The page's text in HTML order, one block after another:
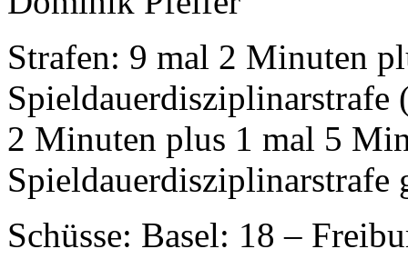
Strafen: 9 mal 2 Minuten
Spieldauerdisziplinarstrafe
2 Minuten plus 1 mal 5
Spieldauerdisziplinarstrafe
Schüsse: Basel: 18 –